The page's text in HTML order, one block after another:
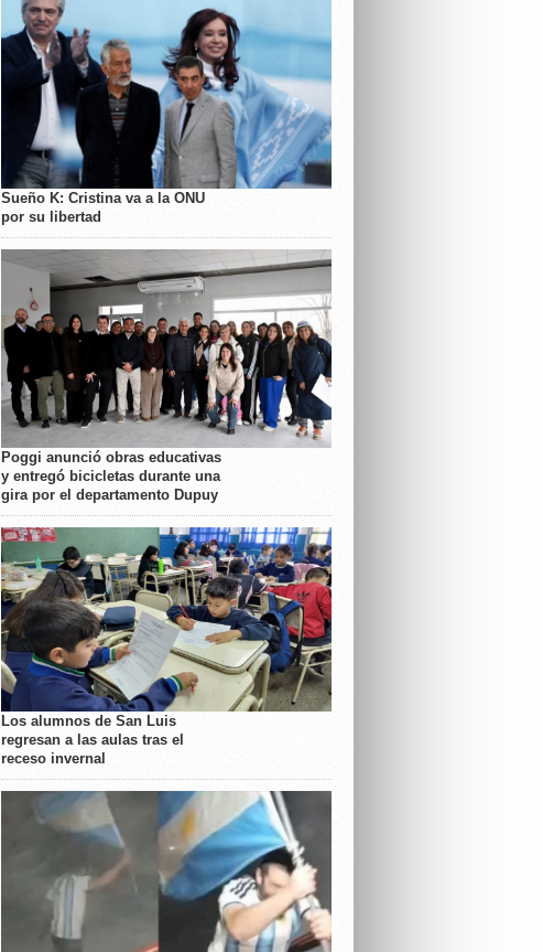
Sueño K: Cristina va a la ONU
por su libertad
Poggi anunció obras educativas
y entregó bicicletas durante una
gira por el departamento Dupuy
Los alumnos de San Luis
regresan a las aulas tras el
receso invernal